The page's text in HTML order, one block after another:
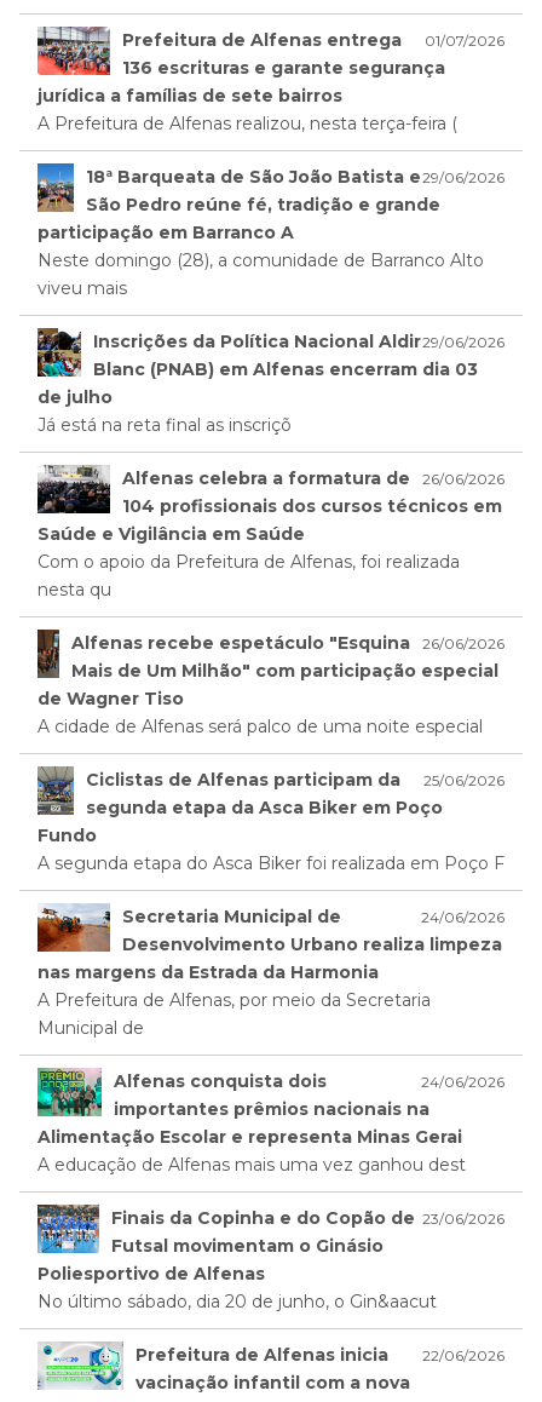
01/07/2026
Prefeitura de Alfenas entrega
136 escrituras e garante segurança
jurídica a famílias de sete bairros
A Prefeitura de Alfenas realizou, nesta terça-feira (
29/06/2026
18ª Barqueata de São João Batista e
São Pedro reúne fé, tradição e grande
participação em Barranco A
Neste domingo (28), a comunidade de Barranco Alto
viveu mais
29/06/2026
Inscrições da Política Nacional Aldir
Blanc (PNAB) em Alfenas encerram dia 03
de julho
Já está na reta final as inscriçõ
26/06/2026
Alfenas celebra a formatura de
104 profissionais dos cursos técnicos em
Saúde e Vigilância em Saúde
Com o apoio da Prefeitura de Alfenas, foi realizada
nesta qu
26/06/2026
Alfenas recebe espetáculo "Esquina
Mais de Um Milhão" com participação especial
de Wagner Tiso
A cidade de Alfenas será palco de uma noite especial
25/06/2026
Ciclistas de Alfenas participam da
segunda etapa da Asca Biker em Poço
Fundo
A segunda etapa do Asca Biker foi realizada em Poço F
24/06/2026
Secretaria Municipal de
Desenvolvimento Urbano realiza limpeza
nas margens da Estrada da Harmonia
A Prefeitura de Alfenas, por meio da Secretaria
Municipal de
24/06/2026
Alfenas conquista dois
importantes prêmios nacionais na
Alimentação Escolar e representa Minas Gerai
A educação de Alfenas mais uma vez ganhou dest
23/06/2026
Finais da Copinha e do Copão de
Futsal movimentam o Ginásio
Poliesportivo de Alfenas
No último sábado, dia 20 de junho, o Gin&aacut
22/06/2026
Prefeitura de Alfenas inicia
vacinação infantil com a nova